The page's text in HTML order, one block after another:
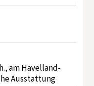
am Havelland-
Ausstattung